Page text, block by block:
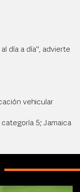
día a día", advierte
vehicular
5; Jamaica